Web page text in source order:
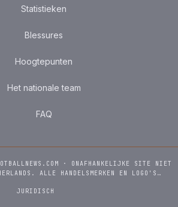
Statistieken
Blessures
Hoogtepunten
Het nationale team
FAQ
· ONAFHANKELIJKE SITE NIET
ALLE HANDELSMERKEN EN LOGO'S…
JURIDISCH